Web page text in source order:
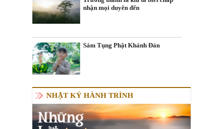
nhận mọi duyên đến
Sám Tụng Phật Khánh Đản
NHẬT KÝ HÀNH TRÌNH